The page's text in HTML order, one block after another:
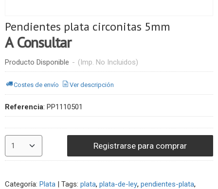
Pendientes plata circonitas 5mm
A Consultar
Producto Disponible - (Imp. No Incluidos)
Costes de envío Ver descripción
Referencia: PP1110501
Registrarse para comprar
Categoría: Plata | Tags: plata plata-de-ley pendientes-plata